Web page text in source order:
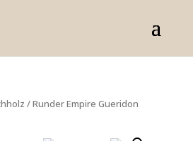
/ Runder Empire Gueridon